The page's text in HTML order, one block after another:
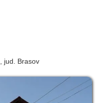
, jud. Brasov